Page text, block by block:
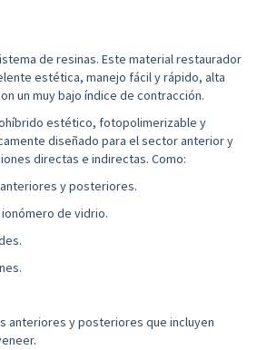
de resinas. Este material restaurador
estética, manejo fácil y rápido, alta
un muy bajo índice de contracción.
estético, fotopolimerizable y
diseñado para el sector anterior y
directas e indirectas. Como:
y posteriores.
de vidrio.
anteriores y posteriores que incluyen